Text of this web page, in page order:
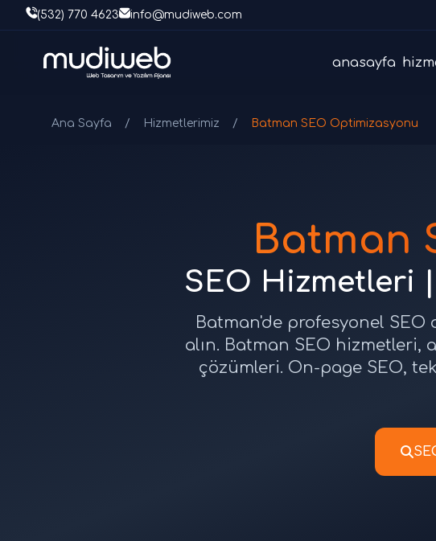
(532) 770 4623 info@mudiweb.com
anasayfa
Ana Sayfa / Hizmetlerimiz / Batman SEO Optimizasyonu
Batman
SEO Hizmetleri
Batman'de profesyonel
alın. Batman SEO hizmetleri,
çözümleri. On-page SEO,